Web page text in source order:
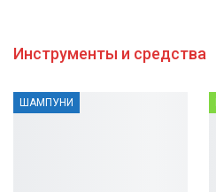
Инструменты и средства
ШАМПУНИ